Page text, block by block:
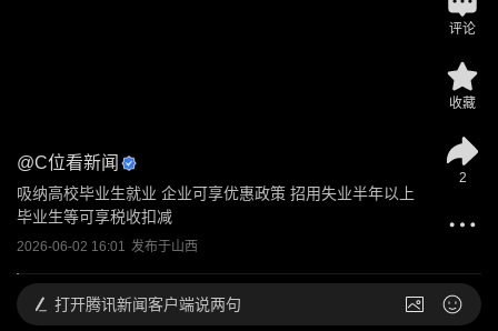
@C位看新闻
吸纳高校毕业生就业 企业可享优惠政策 招用失业半年以上
毕业生等可享税收扣减
2026-06-02 16:01 发布于山西
评论
收藏
2
打开腾讯新闻客户端说两句